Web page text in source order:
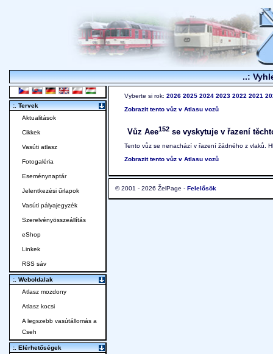
..:
Vyberte si rok: 2026 2025 2024 2023 2022 2021
Zobrazit tento vůz v Atlasu vozů
Vůz Aee152 se vyskytuje v řazení
Tento vůz se nenachází v řazení žádného z vlaků.
Zobrazit tento vůz v Atlasu vozů
© 2001 - 2026 ŽelPage - Felelősök
:. Tervek
Aktualitások
Cikkek
Vasúti atlasz
Fotogaléria
Eseménynaptár
Jelentkezési űrlapok
Vasúti pályajegyzék
Szerelvényösszeállítás
eShop
Linkek
RSS sáv
:. Weboldalak
Atlasz mozdony
Atlasz kocsi
A legszebb vasútállomás a
Cseh
:. Elérhetőségek